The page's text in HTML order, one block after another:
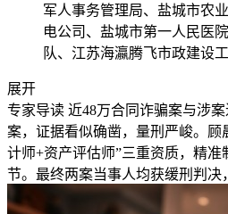
军人事务管理局、盐城市农
电公司、盐城市第一人民医
队、江苏海瀛腾飞市政建设
展开
专家导读 近48万合同诈骗案与涉
案，证据看似确凿，量刑严峻。顾
计师+资产评估师”三重资质，精
节。最终两案当事人均获缓刑判决